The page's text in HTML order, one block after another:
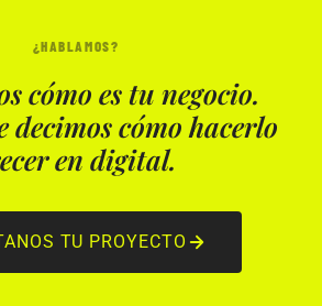
¿HABLAMOS?
cómo es tu negocio.
decimos cómo hacerlo
en digital.
TU PROYECTO